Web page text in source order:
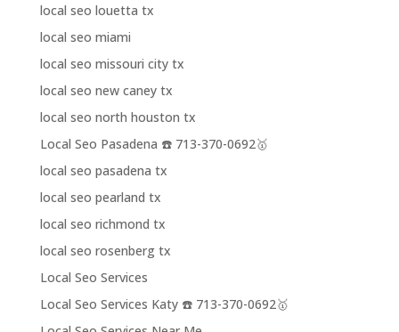
local seo louetta tx
local seo miami
local seo missouri city tx
local seo new caney tx
local seo north houston tx
Local Seo Pasadena ☎️ 713-370-0692🥇
local seo pasadena tx
local seo pearland tx
local seo richmond tx
local seo rosenberg tx
Local Seo Services
Local Seo Services Katy ☎️ 713-370-0692🥇